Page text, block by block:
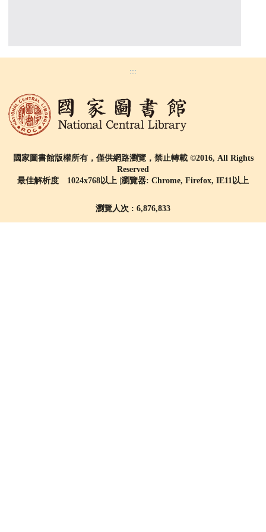
:::
國家圖書館版權所有，僅供網路瀏覽，禁止轉載 ©2016, All Rights
Reserved
最佳解析度 1024x768以上 |瀏覽器: Chrome, Firefox, IE11以上
瀏覽人次 : 6,876,833